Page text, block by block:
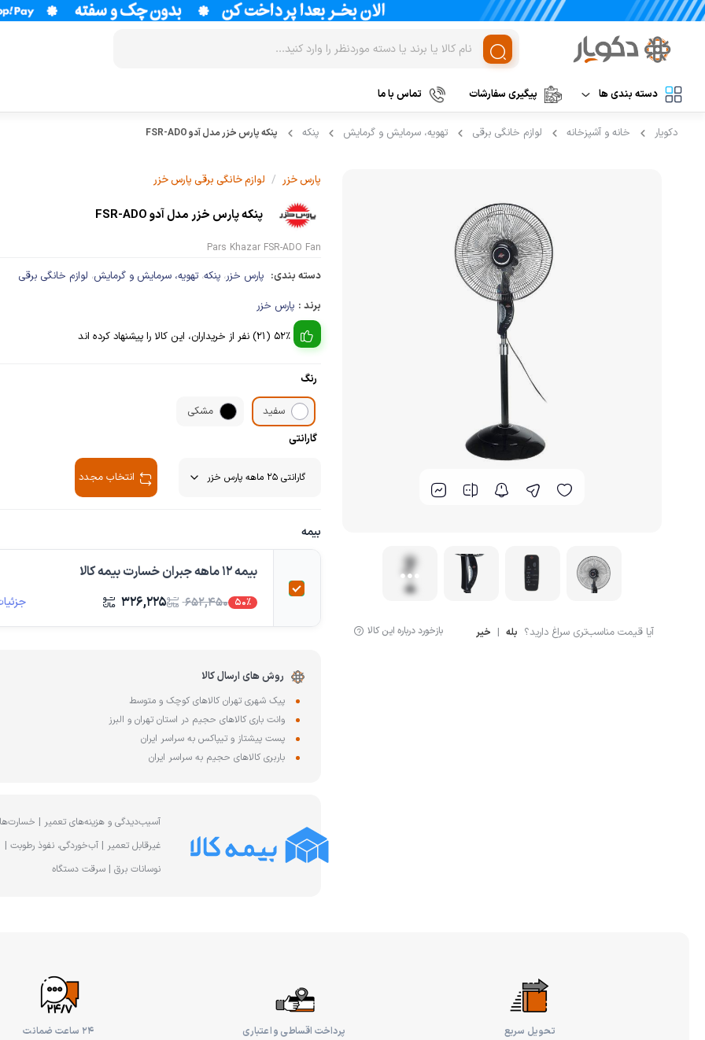
دسته بندی ها
لوازم برقی آشپزخانه غذاساز و خردکن
زودپز
مولتی کوکر
تستر نان
زودپز
وافل ساز
هات داگ پز
سرخ کن
لوازم
تهویه، سرمایش و گرمایش
پیگیری سفارشات تماس با ما
دکویار خانه و آشپزخانه لوازم خانگی برقی تهویه، سرمایش و گرمایش پنکه پنکه پارس خزر مدل آدو FSR-ADO
آیا قیمت مناسب‌تری سراغ دارید؟ بله | خیر بازخورد درباره این کالا
پارس خزر / لوازم خانگی برقی پارس خزر
پنکه پارس خزر مدل آدو FSR-ADO
Pars Khazar FSR-ADO Fan
دسته بندی: پارس خزر،پنکه،تهویه، سرمایش و گرمایش، لوازم خانگی برقی
برند : پارس خزر
52% (21) نفر از خریداران، این کالا را پیشنهاد کرده اند
رنگ
سفید
مشکی
گارانتی
انتخاب مجدد
بیمه
بیمه 12 ماهه جبران خسارت بیمه کالا
50% ۶۵۲,۴۵۰ ۳۲۶,۲۲۵
روش های ارسال کالا
پیک شهری تهران کالاهای کوچک و متوسط
وانت باری کالاهای حجیم در استان تهران و البرز
پست پیشتاز و تیپاکس به سراسر ایران
باربری کالاهای حجیم به سراسر ایران
آسیب‌دیدگی و هزینه‌های تعمیر |
غیرقابل تعمیر | آب‌خوردگی، نفوذ رطوبت |
نوسانات برق | سرقت دستگاه
تحویل سریع پرداخت اقساطی و اعتباری ۲۴ ساعت ضمانت